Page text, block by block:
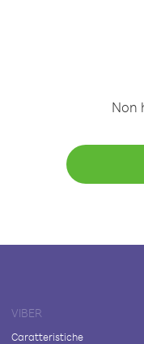
Non
VIBER
Caratteristiche